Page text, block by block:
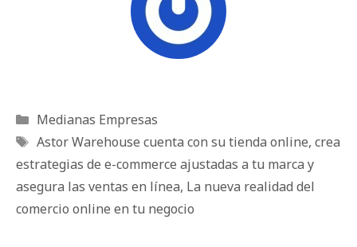
Categorías
Medianas Empresas
Etiquetas
Astor Warehouse cuenta con su tienda online, crea
estrategias de e-commerce ajustadas a tu marca y
asegura las ventas en línea, La nueva realidad del
comercio online en tu negocio